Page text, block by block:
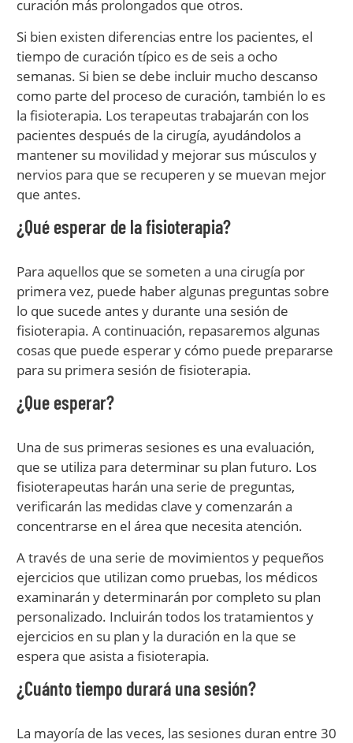
curación más prolongados que otros.
Si bien existen diferencias entre los pacientes, el
tiempo de curación típico es de seis a ocho
semanas. Si bien se debe incluir mucho descanso
como parte del proceso de curación, también lo es
la fisioterapia. Los terapeutas trabajarán con los
pacientes después de la cirugía, ayudándolos a
mantener su movilidad y mejorar sus músculos y
nervios para que se recuperen y se muevan mejor
que antes.
¿Qué esperar de la fisioterapia?
Para aquellos que se someten a una cirugía por
primera vez, puede haber algunas preguntas sobre
lo que sucede antes y durante una sesión de
fisioterapia. A continuación, repasaremos algunas
cosas que puede esperar y cómo puede prepararse
para su primera sesión de fisioterapia.
¿Que esperar?
Una de sus primeras sesiones es una evaluación,
que se utiliza para determinar su plan futuro. Los
fisioterapeutas harán una serie de preguntas,
verificarán las medidas clave y comenzarán a
concentrarse en el área que necesita atención.
A través de una serie de movimientos y pequeños
ejercicios que utilizan como pruebas, los médicos
examinarán y determinarán por completo su plan
personalizado. Incluirán todos los tratamientos y
ejercicios en su plan y la duración en la que se
espera que asista a fisioterapia.
¿Cuánto tiempo durará una sesión?
La mayoría de las veces, las sesiones duran entre 30